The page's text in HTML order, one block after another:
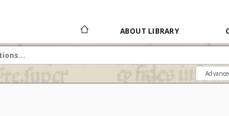
ABOUT LIBRARY